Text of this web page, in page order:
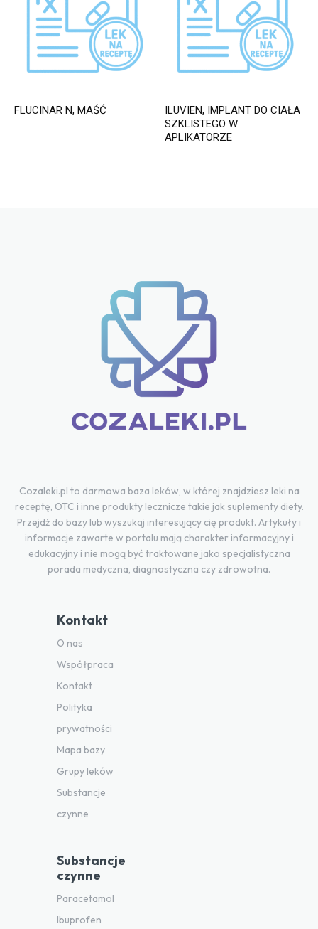
FLUCINAR N, MAŚĆ
ILUVIEN, IMPLANT DO CIAŁA
SZKLISTEGO W
APLIKATORZE
Cozaleki.pl to darmowa baza leków, w której znajdziesz leki na
receptę, OTC i inne produkty lecznicze takie jak suplementy diety.
Przejdź do bazy lub wyszukaj interesujący cię produkt. Artykuły i
informacje zawarte w portalu mają charakter informacyjny i
edukacyjny i nie mogą być traktowane jako specjalistyczna
porada medyczna, diagnostyczna czy zdrowotna.
Kontakt
O nas
Współpraca
Kontakt
Polityka
prywatności
Mapa bazy
Grupy leków
Substancje
czynne
Substancje
czynne
Paracetamol
Ibuprofen